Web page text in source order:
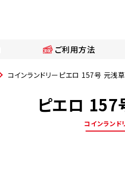
ご利用方法
コインランドリーピエロ 157号 元浅
ピエロ 157
コインランド